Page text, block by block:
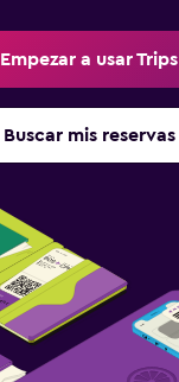
Empezar a usar Trips
Buscar mis reservas